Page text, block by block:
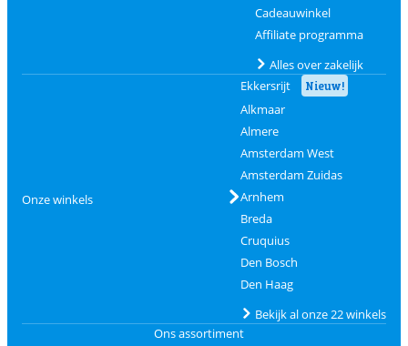
Cadeauwinkel
Affiliate programma
Alles over zakelijk
Onze winkels
Ekkersrijt Nieuw!
Alkmaar
Almere
Amsterdam West
Amsterdam Zuidas
Arnhem
Breda
Cruquius
Den Bosch
Den Haag
Bekijk al onze 22 winkels
Ons assortiment